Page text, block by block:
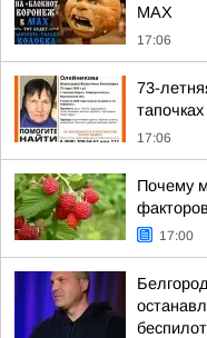
МАХ
17:06
73-
17:06
Почему
17:00